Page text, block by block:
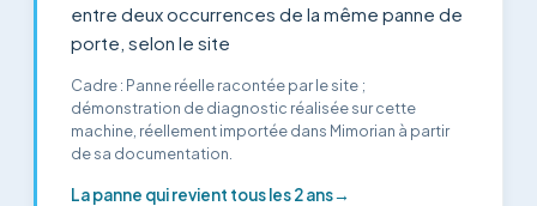
entre deux occurrences de la même panne de
porte, selon le site
Cadre: Panne réelle racontée par le site ;
démonstration de diagnostic réalisée sur cette
machine, réellement importée dans Mimorian à partir
de sa documentation.
La panne qui revient tous les 2 ans→